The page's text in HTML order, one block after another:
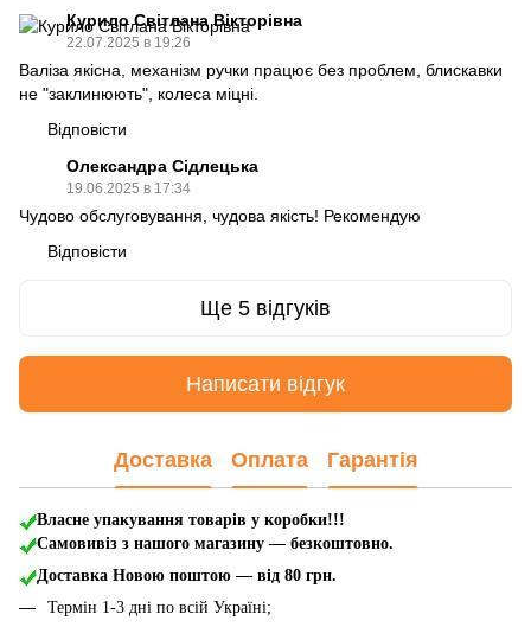
Курило Світлана Вікторівна
22.07.2025 в 19:26
Валіза якісна, механізм ручки працює без проблем, блискавки
не "заклинюють", колеса міцні.
Відповісти
Олександра Сідлецька
19.06.2025 в 17:34
Чудово обслуговування, чудова якість! Рекомендую
Відповісти
Ще 5 відгуків
Написати відгук
Доставка Оплата Гарантія
Власне упакування товарів у коробки!!!
Самовивіз з нашого магазину — безкоштовно.
Доставка Новою поштою — від 80 грн.
Термін 1-3 дні по всій Україні;